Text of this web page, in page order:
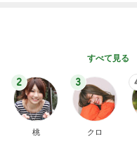
すべて見る
2
桃
3
クロ